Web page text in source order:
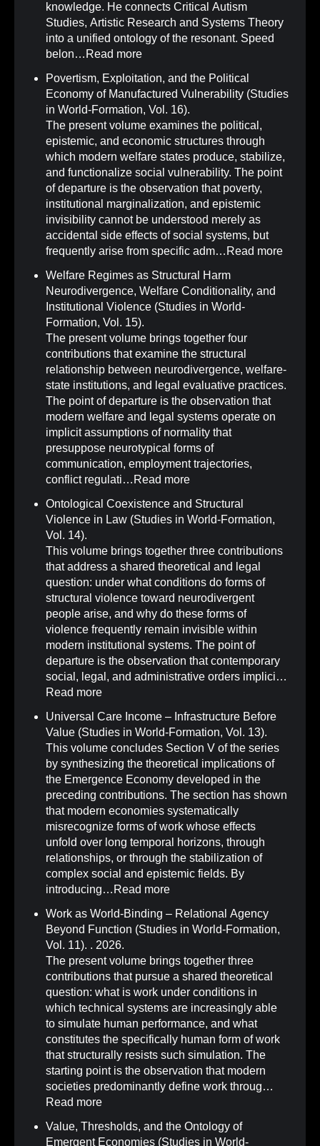
knowledge. He connects Critical Autism
Studies, Artistic Research and Systems Theory
into a unified ontology of the resonant. Speed
belon… Read more
Povertism, Exploitation, and the Political
Economy of Manufactured Vulnerability (Studies
in World-Formation, Vol. 16).
The present volume examines the political,
epistemic, and economic structures through
which modern welfare states produce, stabilize,
and functionalize social vulnerability. The point
of departure is the observation that poverty,
institutional marginalization, and epistemic
invisibility cannot be understood merely as
accidental side effects of social systems, but
frequently arise from specific adm… Read more
Welfare Regimes as Structural Harm
Neurodivergence, Welfare Conditionality, and
Institutional Violence (Studies in World-
Formation, Vol. 15).
The present volume brings together four
contributions that examine the structural
relationship between neurodivergence, welfare-
state institutions, and legal evaluative practices.
The point of departure is the observation that
modern welfare and legal systems operate on
implicit assumptions of normality that
presuppose neurotypical forms of
communication, employment trajectories,
conflict regulati… Read more
Ontological Coexistence and Structural
Violence in Law (Studies in World-Formation,
Vol. 14).
This volume brings together three contributions
that address a shared theoretical and legal
question: under what conditions do forms of
structural violence toward neurodivergent
people arise, and why do these forms of
violence frequently remain invisible within
modern institutional systems. The point of
departure is the observation that contemporary
social, legal, and administrative orders implici…
Read more
Universal Care Income – Infrastructure Before
Value (Studies in World-Formation, Vol. 13).
This volume concludes Section V of the series
by synthesizing the theoretical implications of
the Emergence Economy developed in the
preceding contributions. The section has shown
that modern economies systematically
misrecognize forms of work whose effects
unfold over long temporal horizons, through
relationships, or through the stabilization of
complex social and epistemic fields. By
introducing… Read more
Work as World-Binding – Relational Agency
Beyond Function (Studies in World-Formation,
Vol. 11). . 2026.
The present volume brings together three
contributions that pursue a shared theoretical
question: what is work under conditions in
which technical systems are increasingly able
to simulate human performance, and what
constitutes the specifically human form of work
that structurally resists such simulation. The
starting point is the observation that modern
societies predominantly define work throug…
Read more
Value, Thresholds, and the Ontology of
Emergent Economies (Studies in World-